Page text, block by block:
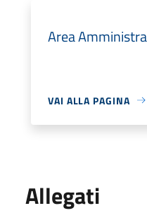
Area
VAI ALLA PAGINA
Allegati